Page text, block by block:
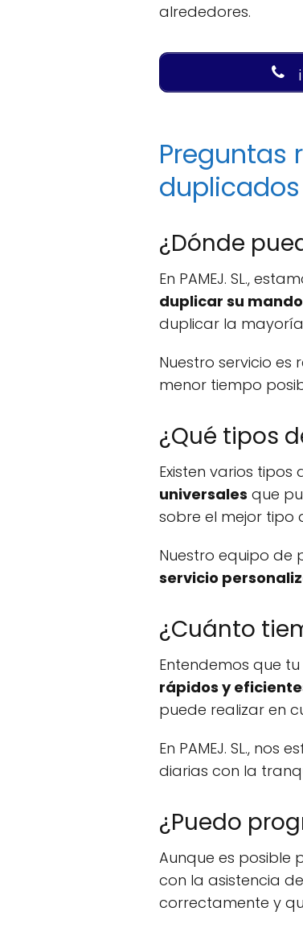
alrededores.
Preguntas
¿Dónde
En PAMEJ. SL.,
duplicar su
duplicar la
Nuestro servicio
menor tiempo
¿Qué tipos
Existen varios
universales que
sobre el mejor tipo
Nuestro equipo de
servicio
¿Cuánto
Entendemos que
rápidos y
puede realizar en
En PAMEJ. SL.,
diarias con la
¿Puedo
Aunque es
con la asistencia de
correctamente y